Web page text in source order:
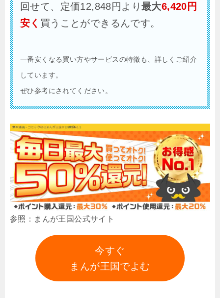
回せて、定価12,848円より 最大6,420 円
安く 買うことができるんです。
一番安くなる買い方やサービスの特徴も、詳しくご紹介
しています。
ぜひ参考にされてください。
参照：まんが王国公式サイト
今すぐ
まんが王国でよむ